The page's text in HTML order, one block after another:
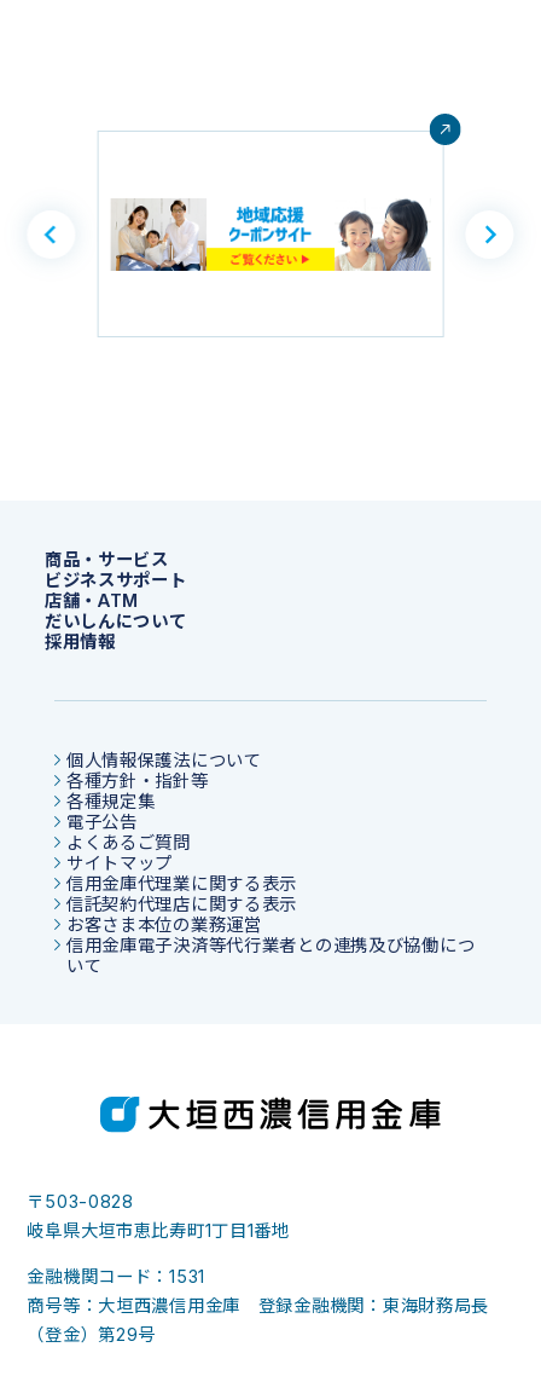
商品・サービス
ビジネスサポート
店舗・ATM
だいしんについて
採用情報
個人情報保護法について
各種方針・指針等
各種規定集
電子公告
よくあるご質問
サイトマップ
信用金庫代理業に関する表示
信託契約代理店に関する表示
お客さま本位の業務運営
信用金庫電子決済等代行業者との連携及び協働につ
いて
〒503-0828
岐阜県大垣市恵比寿町1丁目1番地
金融機関コード：1531
商号等：大垣西濃信用金庫 登録金融機関：東海財務局長
（登金）第29号